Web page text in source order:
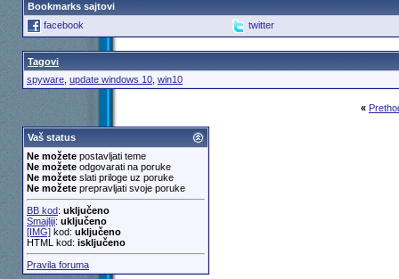
Bookmarks sajtovi
facebook
twitter
Tagovi
spyware, update windows 10, win10
«
Vaš status
Ne možetepostavljati teme
Ne možeteodgovarati na poruke
Ne možeteslati priloge uz poruke
Ne možeteprepravljati svoje poruke
BB kod: uključeno
Smajliji: uključeno
[IMG]kod: uključeno
HTML kod: isključeno
Pravila foruma